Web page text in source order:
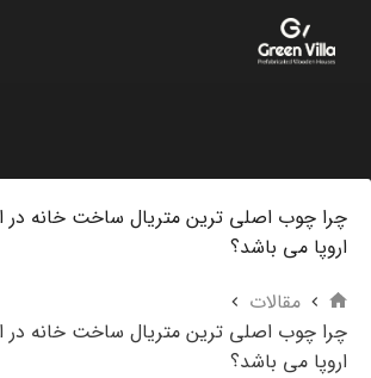
چرا چوب اصلی ترین متریال ساخت خانه در
اروپا می باشد؟
مقالات
چرا چوب اصلی ترین متریال ساخت خانه در
اروپا می باشد؟